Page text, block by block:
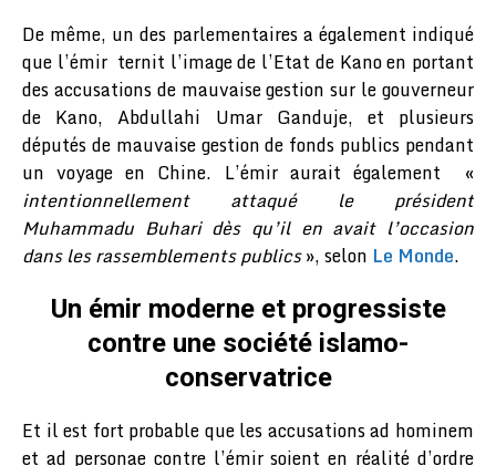
De même, un des parlementaires a également indiqué
que l’émir ternit l’image de l’Etat de Kano en portant
des accusations de mauvaise gestion sur le gouverneur
de Kano, Abdullahi Umar Ganduje, et plusieurs
députés de mauvaise gestion de fonds publics pendant
un voyage en Chine. L’émir aurait également «
intentionnellement attaqué le président
Muhammadu Buhari dès qu’il en avait l’occasion
dans les rassemblements publics», selon Le Monde.
Un émir moderne et progressiste
contre une société islamo-
conservatrice
Et il est fort probable que les accusations ad hominem
et ad personae contre l’émir soient en réalité d’ordre